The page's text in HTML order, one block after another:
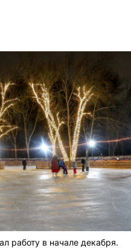
работу в начале декабря.